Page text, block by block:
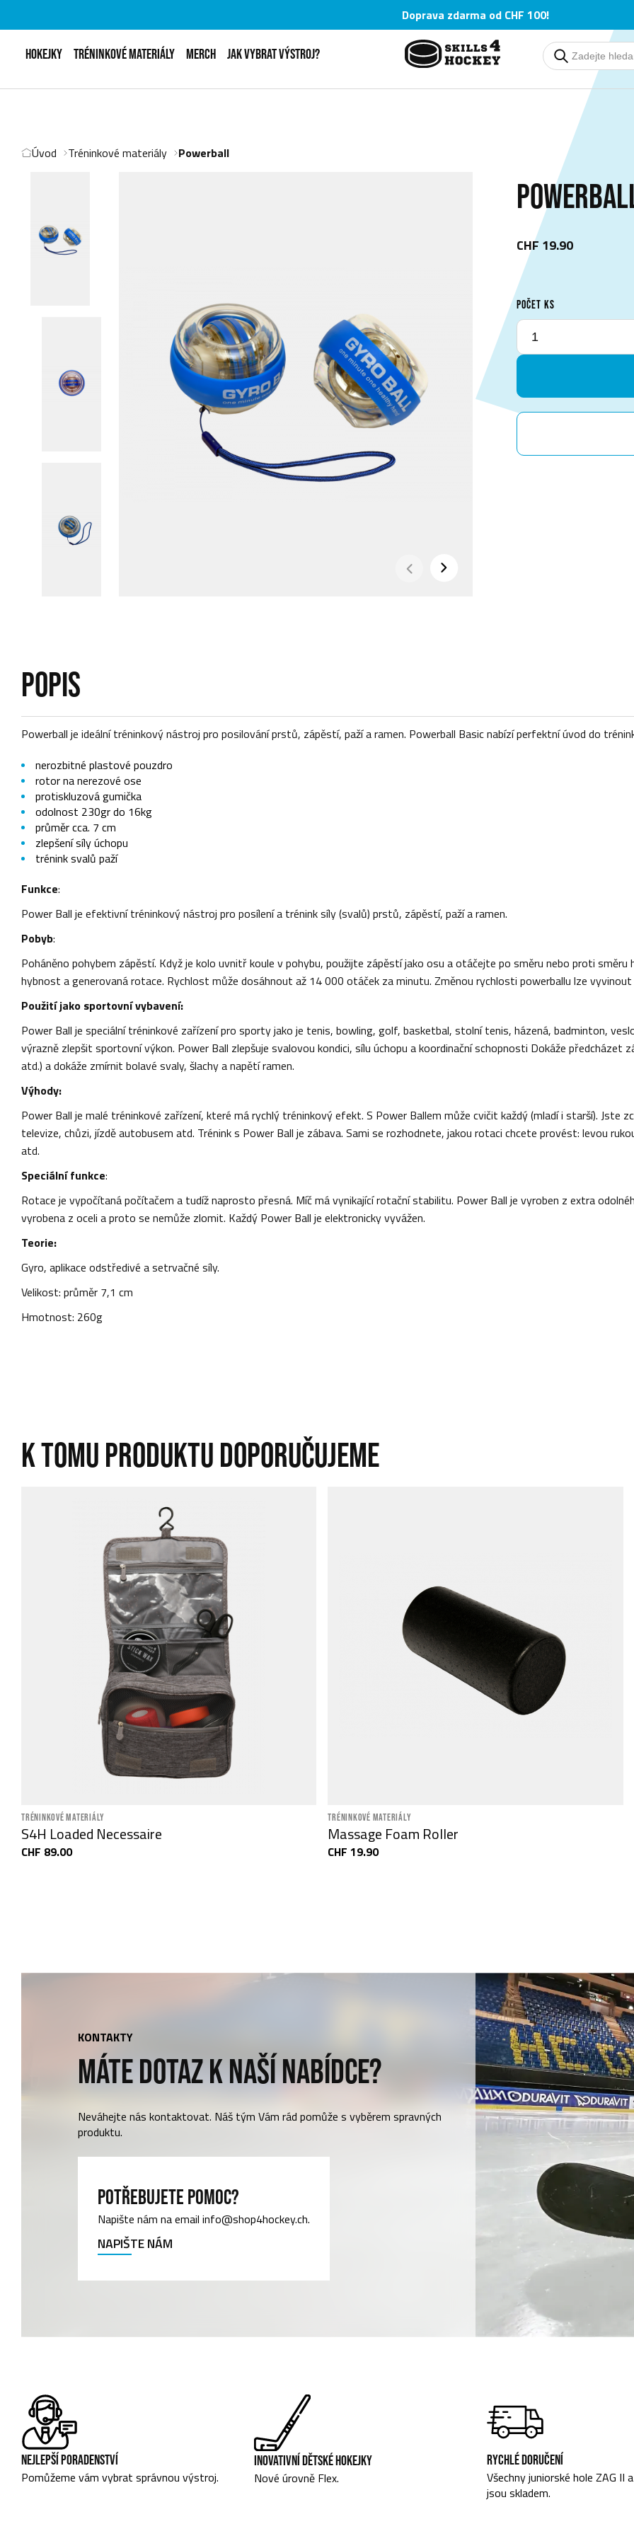
Doprava zdarma od CHF 100!
HOKEJKY TRÉNINKOVÉ MATERIÁLY MERCH JAK VYBRAT VÝSTROJ?
Úvod Tréninkové materiály Powerball
CHF 19.90
POČET KS
POPIS
Powerball je ideální tréninkový nástroj pro posilování prstů, zápěstí, paží a ramen. Powerball Basic nabízí perfektní úvod do
nerozbitné plastové pouzdro
rotor na nerezové ose
protiskluzová gumička
odolnost 230gr do 16kg
průměr cca. 7 cm
zlepšení síly úchopu
trénink svalů paží
Funkce:
Power Ball je efektivní tréninkový nástroj pro posílení a trénink síly (svalů) prstů, zápěstí, paží a ramen.
Pobyb:
Poháněno pohybem zápěstí. Když je kolo uvnitř koule v pohybu, použijte zápěstí jako osu a otáčejte po směru nebo proti směru
hybnost a generovaná rotace. Rychlost může dosáhnout až 14 000 otáček za minutu. Změnou rychlosti powerballu lze
Použití jako sportovní vybavení:
Power Ball je speciální tréninkové zařízení pro sporty jako je tenis, bowling, golf, basketbal, stolní tenis, házená, badminton,
výrazně zlepšit sportovní výkon. Power Ball zlepšuje svalovou kondici, sílu úchopu a koordinační schopnosti Dokáže předcházet
atd.) a dokáže zmírnit bolavé svaly, šlachy a napětí ramen.
Výhody:
Power Ball je malé tréninkové zařízení, které má rychlý tréninkový efekt. S Power Ballem může cvičit každý (mladí i starší). Jste
televize, chůzi, jízdě autobusem atd. Trénink s Power Ball je zábava. Sami se rozhodnete, jakou rotaci chcete provést: levou
atd.
Speciální funkce:
Rotace je vypočítaná počítačem a tudíž naprosto přesná. Míč má vynikající rotační stabilitu. Power Ball je vyroben z extra
vyrobena z oceli a proto se nemůže zlomit. Každý Power Ball je elektronicky vyvážen.
Teorie:
Gyro, aplikace odstředivé a setrvačné síly.
Velikost: průměr 7,1 cm
Hmotnost: 260g
K TOMU PRODUKTU DOPORUČUJEME
TRÉNINKOVÉ MATERIÁLY
S4H Loaded Necessaire
CHF 89.00
TRÉNINKOVÉ MATERIÁLY
Massage Foam Roller
CHF 19.90
KONTAKTY
MÁTE DOTAZ K NAŠÍ NABÍDCE?
Neváhejte nás kontaktovat. Náš tým Vám rád pomůže s vyběrem spravných
produktu.
POTŘEBUJETE POMOC?
Napište nám na email info@shop4hockey.ch.
NAPIŠTE NÁM
NEJLEPŠÍ PORADENSTVÍ
Pomůžeme vám vybrat správnou výstroj.
INOVATIVNÍ DĚTSKÉ HOKEJKY
Nové úrovně Flex.
RYCHLÉ DORUČENÍ
Všechny juniorské hole ZAG II
jsou skladem.